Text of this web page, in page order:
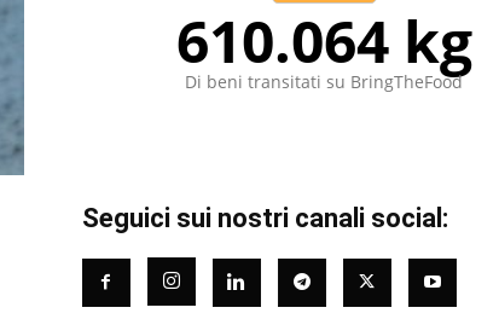
610.064 kg
Di beni transitati su BringTheFood
Seguici sui nostri canali social: